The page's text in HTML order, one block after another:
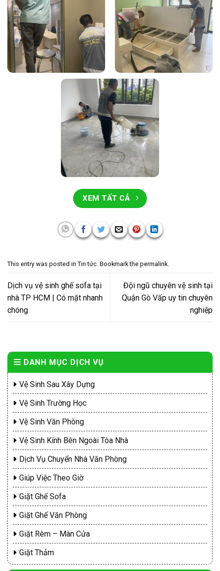
XEM TẤT CẢ
This entry was posted in Tin tức . Bookmark the permalink
Dịch vụ vệ sinh ghế sofa tại
nhà TP HCM | Có mặt nhanh
chóng
Đội ngũ chuyên vệ sinh tại
Quận Gò Vấp uy tin chuyên
nghiệp
DANH MỤC DỊCH VỤ
Vệ Sinh Sau Xây Dựng
Vệ Sinh Trường Học
Vệ Sinh Văn Phòng
Vệ Sinh Kính Bên Ngoài Tòa Nhà
Dịch Vụ Chuyển Nhà Văn Phòng
Giúp Việc Theo Giờ
Giặt Ghế Sofa
Giặt Ghế Văn Phòng
Giặt Rèm – Màn Cửa
Giặt Thảm